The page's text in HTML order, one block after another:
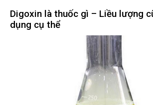
Digoxin là thuốc gì – Liều lượng
dụng cụ thể